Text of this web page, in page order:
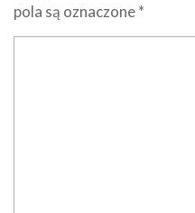
pola są oznaczone*